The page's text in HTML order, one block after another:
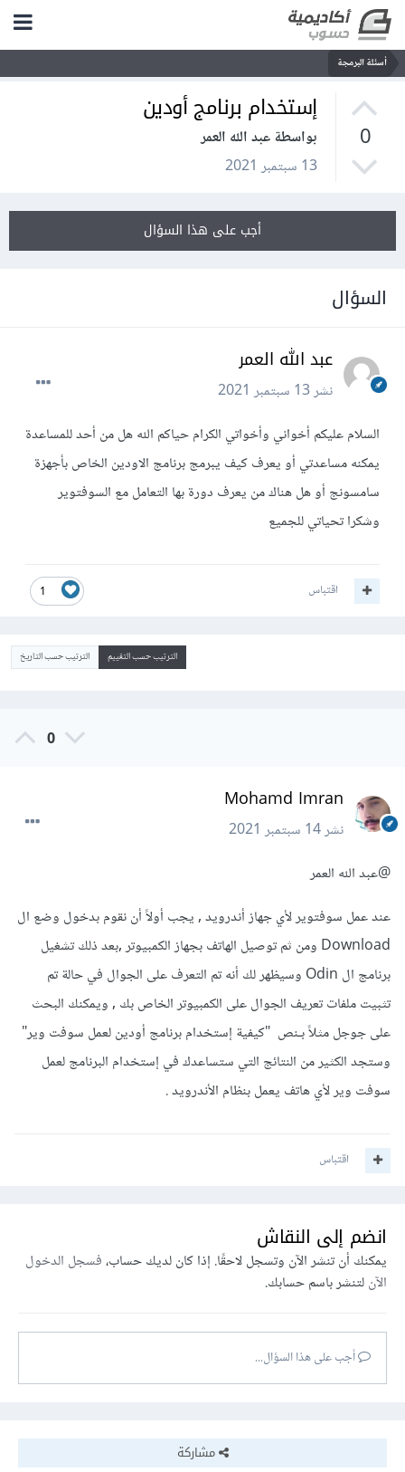
أسئلة البرمجة
0
إستخدام برنامج أودين
بواسطة عبد الله العمر
13 سبتمبر 2021
أجب على هذا السؤال
السؤال
عبد الله العمر
نشر13 سبتمبر 2021
السلام عليكم أخواني وأخواتي الكرام حياكم الله هل من أحد للمساعدة
يمكنه مساعدتي أو يعرف كيف يبرمج برنامج الاودين الخاص بأجهزة
سامسونج أو هل هناك من يعرف دورة بها التعامل مع السوفتوير
وشكرا تحياتي للجميع
1 اقتباس
الترتيب حسب التقييم الترتيب حسب التاريخ
0
Mohamd Imran
نشر14 سبتمبر 2021
@عبد الله العمر
عند عمل سوفتوير لأي جهاز أندرويد , يجب أولاً أن نقوم بدخول وضع ال
Download ومن ثم توصيل الهاتف بجهاز الكمبيوتر ,بعد ذلك تشغيل
برنامج ال Odin وسيظهر لك أنه تم التعرف على الجوال في حالة تم
تثبيت ملفات تعريف الجوال على الكمبيوتر الخاص بك , ويمكنك البحث
على جوجل مثلاً بـنص "كيفية إستخدام برنامج أودين لعمل سوفت وير"
وستجد الكثير من النتائج التي ستساعدك في إستخدام البرنامج لعمل
سوفت وير ﻷي هاتف يعمل بنظام الأندرويد .
اقتباس
انضم إلى النقاش
يمكنك أن تنشر الآن وتسجل لاحقًا. إذا كان لديك حساب،فسجل الدخول
الآنلتنشر باسم حسابك.
أجب على هذا السؤال...
مشاركة